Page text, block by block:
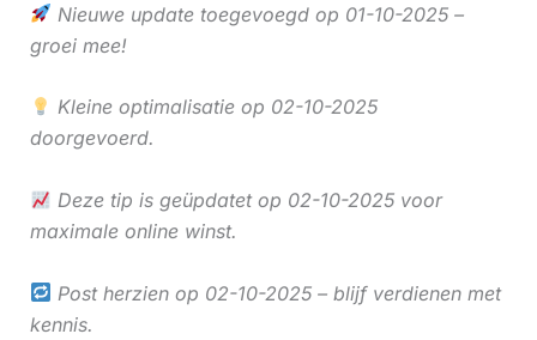
Nieuwe update toegevoegd op 01-10-2025 –
groei mee!
Kleine optimalisatie op 02-10-2025
doorgevoerd.
Deze tip is geüpdatet op 02-10-2025 voor
maximale online winst.
Post herzien op 02-10-2025 – blijf verdienen met
kennis.